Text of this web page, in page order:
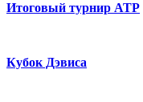
Итоговый турнир ATP
Кубок Дэвиса